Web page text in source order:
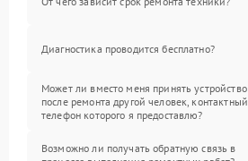
Диагностика проводится бесплатно?
Может ли вместо меня принять устройство
после ремонта другой человек, контактный
телефон которого я предоставлю?
Возможно ли получать обратную связь в